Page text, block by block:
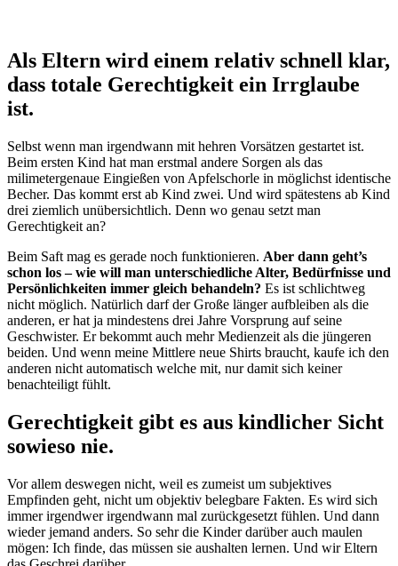
Als Eltern wird einem relativ schnell klar,
dass totale Gerechtigkeit ein Irrglaube
ist.
Selbst wenn man irgendwann mit hehren Vorsätzen gestartet ist.
Beim ersten Kind hat man erstmal andere Sorgen als das
milimetergenaue Eingießen von Apfelschorle in möglichst identische
Becher. Das kommt erst ab Kind zwei. Und wird spätestens ab Kind
drei ziemlich unübersichtlich. Denn wo genau setzt man
Gerechtigkeit an?
Beim Saft mag es gerade noch funktionieren. Aber dann geht’s
schon los – wie will man unterschiedliche Alter, Bedürfnisse und
Persönlichkeiten immer gleich behandeln? Es ist schlichtweg
nicht möglich. Natürlich darf der Große länger aufbleiben als die
anderen, er hat ja mindestens drei Jahre Vorsprung auf seine
Geschwister. Er bekommt auch mehr Medienzeit als die jüngeren
beiden. Und wenn meine Mittlere neue Shirts braucht, kaufe ich den
anderen nicht automatisch welche mit, nur damit sich keiner
benachteiligt fühlt.
Gerechtigkeit gibt es aus kindlicher Sicht
sowieso nie.
Vor allem deswegen nicht, weil es zumeist um subjektives
Empfinden geht, nicht um objektiv belegbare Fakten. Es wird sich
immer irgendwer irgendwann mal zurückgesetzt fühlen. Und dann
wieder jemand anders. So sehr die Kinder darüber auch maulen
mögen: Ich finde, das müssen sie aushalten lernen. Und wir Eltern